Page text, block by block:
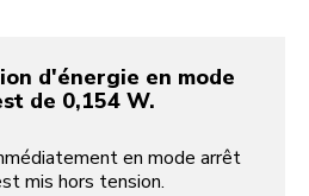
d'énergie en mode
de 0,154 W.
en mode arrêt
mis hors tension.